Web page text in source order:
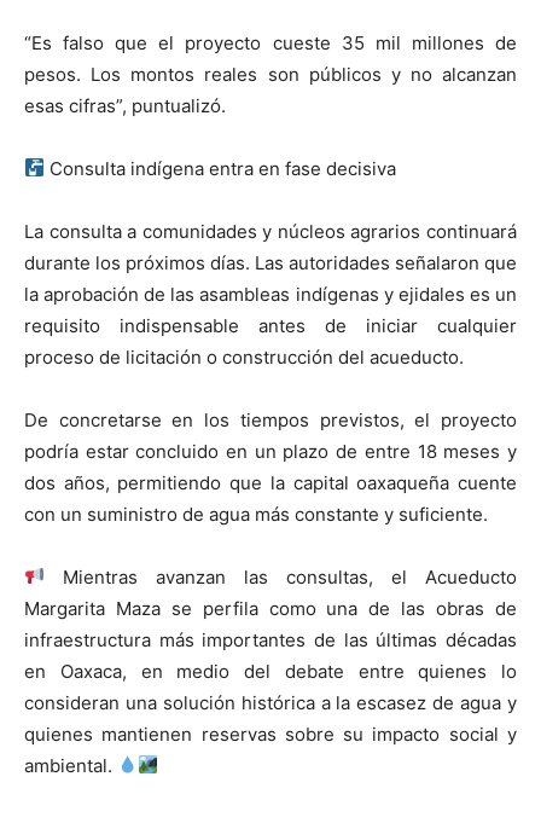
“Es falso que el proyecto cueste 35 mil millones de
pesos. Los montos reales son públicos y no alcanzan
esas cifras”, puntualizó.
Consulta indígena entra en fase decisiva
La consulta a comunidades y núcleos agrarios continuará
durante los próximos días. Las autoridades señalaron que
la aprobación de las asambleas indígenas y ejidales es un
requisito indispensable antes de iniciar cualquier
proceso de licitación o construcción del acueducto.
De concretarse en los tiempos previstos, el proyecto
podría estar concluido en un plazo de entre 18 meses y
dos años, permitiendo que la capital oaxaqueña cuente
con un suministro de agua más constante y suficiente.
Mientras avanzan las consultas, el Acueducto
Margarita Maza se perfila como una de las obras de
infraestructura más importantes de las últimas décadas
en Oaxaca, en medio del debate entre quienes lo
consideran una solución histórica a la escasez de agua y
quienes mantienen reservas sobre su impacto social y
ambiental.